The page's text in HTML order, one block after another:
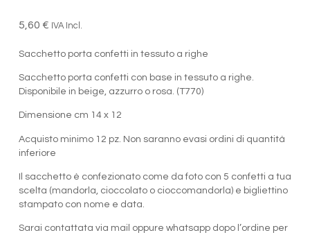
5,60 € IVA Incl.
Sacchetto porta confetti in tessuto a righe
Sacchetto porta confetti con base in tessuto a righe.
Disponibile in beige, azzurro o rosa. (T770)
Dimensione cm 14 x 12
Acquisto minimo 12 pz. Non saranno evasi ordini di quantità
inferiore
Il sacchetto è confezionato come da foto con 5 confetti a tua
scelta (mandorla, cioccolato o cioccomandorla) e bigliettino
stampato con nome e data.
Sarai contattata via mail oppure whatsapp dopo l’ordine per